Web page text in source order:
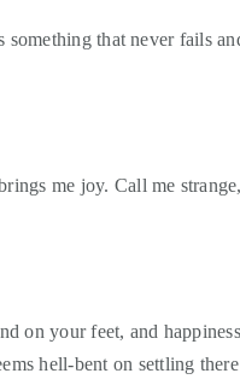
that never fails
me joy. Call me
on your feet, and
hell-bent on settling